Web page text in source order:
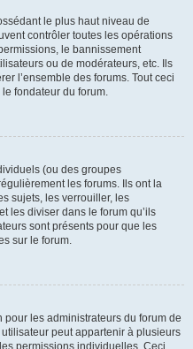
le plus haut niveau de
contrôler toutes les opérations
le bannissement
ou de modérateurs, etc. Ils
l’ensemble des forums. Tout ceci
fondateur du forum.
(ou des groupes
les forums. Ils ont la
sujets, les verrouiller, les
les diviser dans le forum qu’ils
sont présents pour que les
sur le forum.
pour les administrateurs du forum de
peut appartenir à plusieurs
permissions individuelles. Ceci